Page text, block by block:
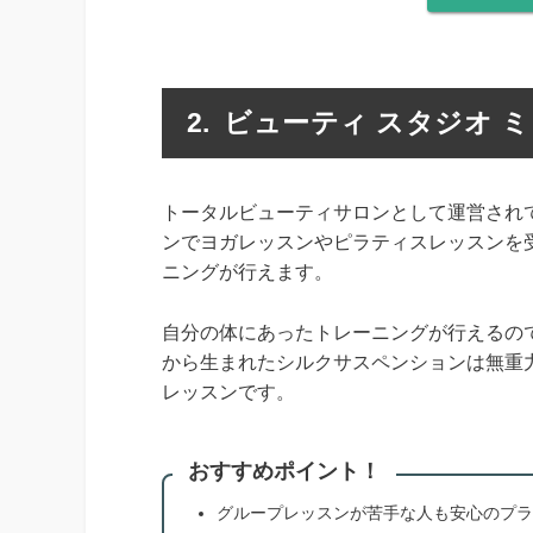
ビューティ スタジオ
トータルビューティサロンとして運営さ
ンでヨガレッスンやピラティスレッスン
ニングが行えます。
自分の体にあったトレーニングが行える
から生まれたシルクサスペンションは無
レッスンです。
おすすめポイント！
グループレッスンが苦手な人も安心のプ